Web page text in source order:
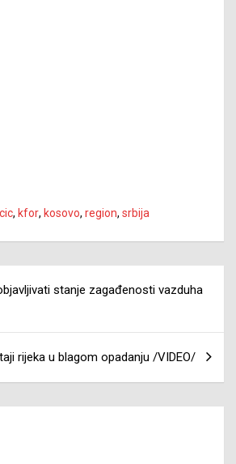
, kfor, kosovo, region, srbija
stanje zagađenosti vazduha
rijeka u blagom opadanju /VIDEO/